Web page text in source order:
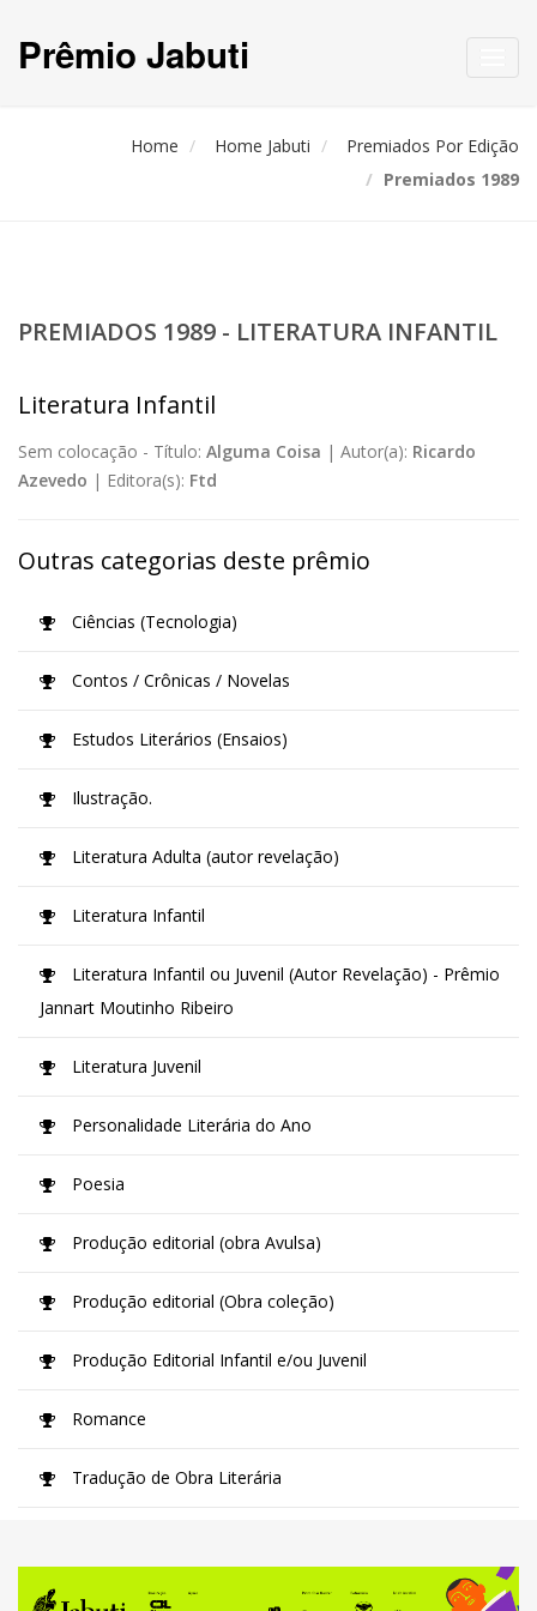
Prêmio Jabuti
Home Home Jabuti
Premiados Por Edição
Premiados 1989
PREMIADOS 1989 - LITERATURA INFANTIL
Literatura Infantil
Sem colocação - Título: Alguma Coisa | Autor(a): Ricardo
Azevedo | Editora(s): Ftd
Outras categorias deste prêmio
Ciências (Tecnologia)
Contos / Crônicas / Novelas
Estudos Literários (Ensaios)
Ilustração.
Literatura Adulta (autor revelação)
Literatura Infantil
Literatura Infantil ou Juvenil (Autor Revelação) - Prêmio
Jannart Moutinho Ribeiro
Literatura Juvenil
Personalidade Literária do Ano
Poesia
Produção editorial (obra Avulsa)
Produção editorial (Obra coleção)
Produção Editorial Infantil e/ou Juvenil
Romance
Tradução de Obra Literária